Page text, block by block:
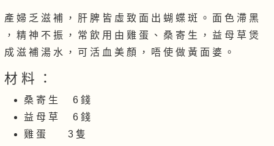
產 婦 乏 滋 補 ， 肝 脾 皆 虛 致 面 出 蝴 蝶 斑 。 面 色 滯 黑
， 精 神 不 振 ， 常 飲 用 由 雞 蛋 、 桑 寄 生 ， 益 母 草 煲
成 滋 補 湯 水 ， 可 活 血 美 顏 ， 唔 使 做 黃 面 婆 。
材 料 ：
桑 寄 生 6 錢
益 母 草 6 錢
雞 蛋 3 隻